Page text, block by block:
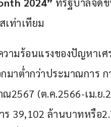
2024” ที่รัฐบาลจัดขึ้
เท่าเทียม
ามร้อนแรงของปัญหาเ
มาต่ำกว่าประมาณการ
2567 (ต.ค.2566-เม.ย
39,102 ล้านบาทหรือ